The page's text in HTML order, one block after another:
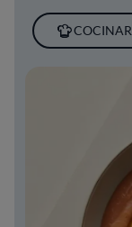
COCINAR